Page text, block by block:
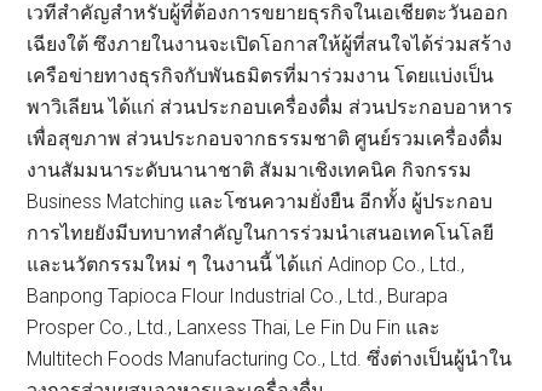
เวทีสำคัญสำหรับผู้ที่ต้องการขยายธุรกิจในเอเชียตะวันออก
เฉียงใต้ ซึงภายในงานจะเปิดโอกาสให้ผู้ที่สนใจได้ร่วมสร้าง
เครือข่ายทางธุรกิจกับพันธมิตรที่มาร่วมงาน โดยแบ่งเป็น
พาวิเลียน ได้แก่ ส่วนประกอบเครื่องดื่ม ส่วนประกอบอาหาร
เพื่อสุขภาพ ส่วนประกอบจากธรรมชาติ ศูนย์รวมเครื่องดื่ม
งานสัมมนาระดับนานาชาติ สัมมาเชิงเทคนิค กิจกรรม
Business Matching และโซนความยั่งยืน อีกทั้ง ผู้ประกอบ
การไทยยังมีบทบาทสำคัญในการร่วมนำเสนอเทคโนโลยี
และนวัตกรรมใหม่ ๆ ในงานนี้ ได้แก่ Adinop Co., Ltd.,
Banpong Tapioca Flour Industrial Co., Ltd., Burapa
Prosper Co., Ltd., Lanxess Thai, Le Fin Du Fin และ
Multitech Foods Manufacturing Co., Ltd. ซึ่งต่างเป็นผู้นำใน